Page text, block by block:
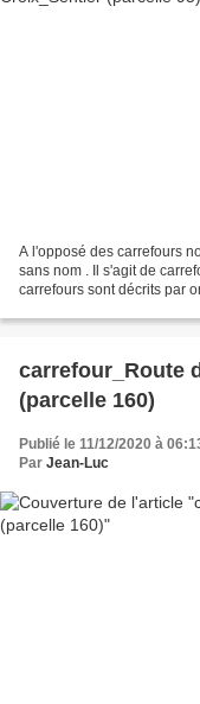
A l'opposé des carrefours
sans nom . Il s'agit de
carrefours sont décrits par
carrefour_Route
(parcelle 160)
Publié le 11/12/2020 à
Par Jean-Luc